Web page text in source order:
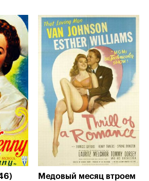
Медовый месяц втроем